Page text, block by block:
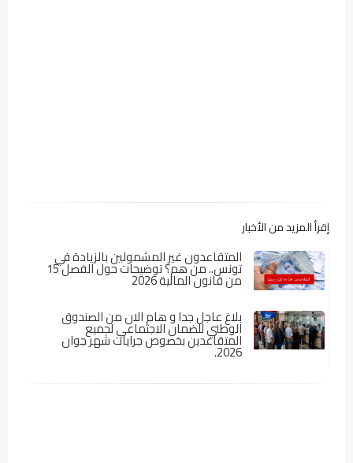
إقرأ المزيد من الأخبار
المتقاعدون غير المشمولين بالزيادة في
تونس.. من هم؟ توضيحات حول الفصل 15
من قانون المالية 2026
بلاغ عاجل جدا و هام الان من الصندوق
الوطني للضمان الاجتماعي لجميع
المتقاعدين بخصوص جرايات شهر جوان
2026.